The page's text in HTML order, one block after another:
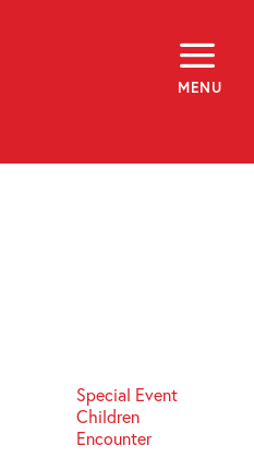
MENU
Special Event
Children
Encounter